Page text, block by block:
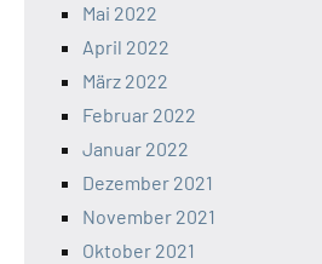
Mai 2022
April 2022
März 2022
Februar 2022
Januar 2022
Dezember 2021
November 2021
Oktober 2021